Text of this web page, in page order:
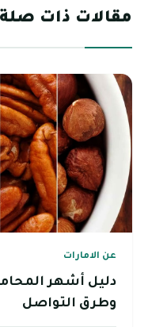
مقالات ذات صلة
عن الامارات
دليل أشهر
وطرق التواصل